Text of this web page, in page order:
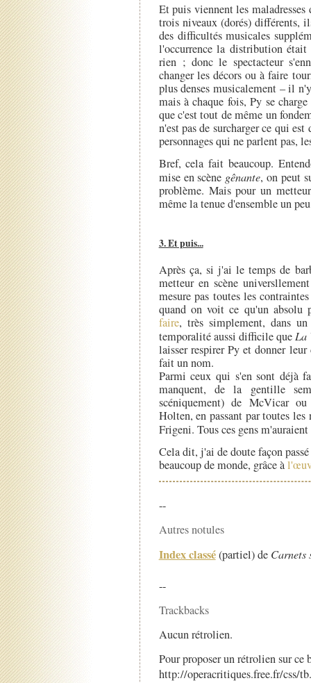
Et puis viennent les
trois niveaux (dorés) différents,
des difficultés musicales
l'occurrence la distribution
rien ; donc le spectacteur
changer les décors ou à faire
plus denses musicalement – il
mais à chaque fois, Py se
que c'est tout de même un
n'est pas de surcharger ce qui
personnages qui ne parlent pas,
Bref, cela fait beaucoup.
mise en scène gênante, on peut
problème. Mais pour un
même la tenue d'ensemble un
3. Et puis...
Après ça, si j'ai le temps de
metteur en scène
mesure pas toutes les
quand on voit ce qu'un absolu
faire, très simplement, dans
temporalité aussi difficile queLa
laisser respirer Py et donner leur
fait un nom.
Parmi ceux qui s'en sont déjà
manquent, de la gentille
scéniquement) de McVicar
Holten, en passant par toutes
Frigeni. Tous ces gens
Cela dit, j'ai de doute façon
beaucoup de monde, grâce à
--
Autres notules
Index classé(partiel) de Carnets
--
Trackbacks
Aucun rétrolien.
Pour proposer un rétrolien sur
http://operacritiques.free.fr/css/